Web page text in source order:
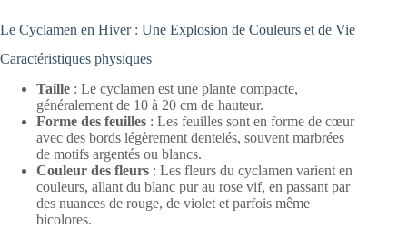
Le Cyclamen en Hiver : Une Explosion de Couleurs et de Vie
Caractéristiques physiques
Taille : Le cyclamen est une plante compacte,
généralement de 10 à 20 cm de hauteur.
Forme des feuilles : Les feuilles sont en forme de cœur
avec des bords légèrement dentelés, souvent marbrées
de motifs argentés ou blancs.
Couleur des fleurs : Les fleurs du cyclamen varient en
couleurs, allant du blanc pur au rose vif, en passant par
des nuances de rouge, de violet et parfois même
bicolores.